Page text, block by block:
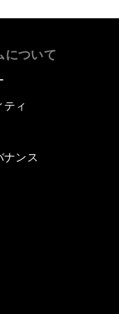
について
ィ
ナンス